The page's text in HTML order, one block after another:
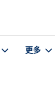
更多